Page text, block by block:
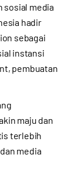
sosial media
hadir
sebagai
instansi
pembuatan
maju dan
terlebih
media